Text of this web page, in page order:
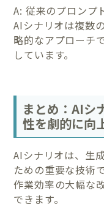
A: 従来のプロンプ
AIシナリオは複数
略的なアプローチ
しています。
まとめ：AIシ
性を劇的に向
AIシナリオは、生
ための重要な技術
作業効率の大幅な
できます。